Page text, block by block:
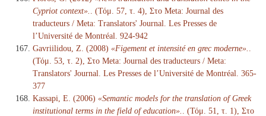
Cypriot context».
. (Τόμ. 57, τ. 4), Στο Meta: Journal des
traducteurs / Meta: Translators' Journal. Les Presses de
l’Université de Montréal. 924-942
Gavriilidou, Z. (2008) «Figement et intensité en grec moderne».
(Τόμ. 53, τ. 2), Στο Meta: Journal des traducteurs / Meta:
Translators' Journal. Les Presses de l’Université de Montréal. 365-
377
Kassapi, E. (2006) «Semantic models for the translation of Greek
institutional terms in the field of education».
. (Τόμ. 51, τ. 1), Στο